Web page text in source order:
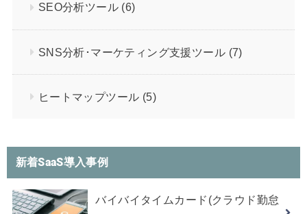
SEO分析ツール (6)
SNS分析･マーケティング支援ツール (7)
ヒートマップツール (5)
新着SaaS導入事例
バイバイタイムカード(クラウド勤怠